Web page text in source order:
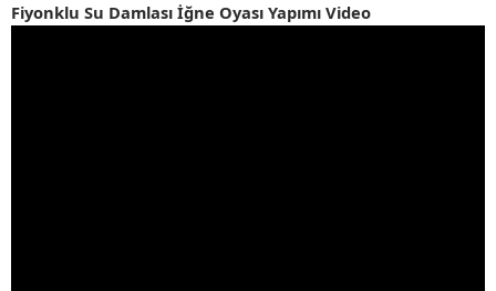
Fiyonklu Su Damlası İğne Oyası Yapımı Video